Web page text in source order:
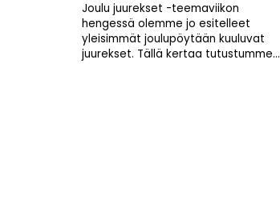
Joulu juurekset -teemaviikon
hengessä olemme jo esitelleet
yleisimmät joulupöytään kuuluvat
juurekset. Tällä kertaa tutustumme...